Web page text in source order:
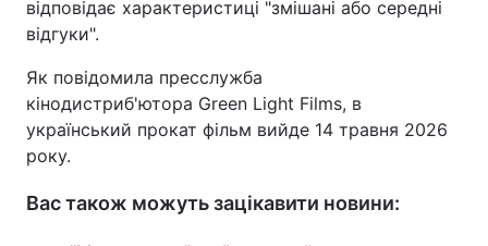
відповідає характеристиці "змішані або середні
відгуки".
Як повідомила пресслужба
кінодистриб'ютора Green Light Films, в
український прокат фільм вийде 14 травня 2026
року.
Вас також можуть зацікавити новини: